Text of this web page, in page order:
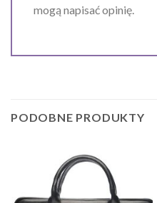
mogą napisać opinię.
PODOBNE PRODUKTY